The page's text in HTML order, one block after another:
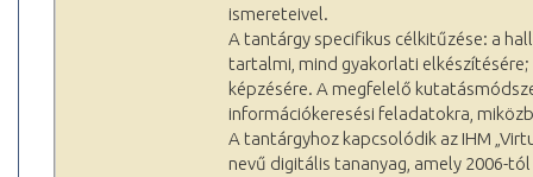
ismereteivel.
A tantárgy specifikus célkitűzése: a
tartalmi, mind gyakorlati
képzésére. A megfelelő
információkeresési feladatokra,
A tantárgyhoz kapcsolódik az IHM
nevű digitális tananyag, amely 2006-